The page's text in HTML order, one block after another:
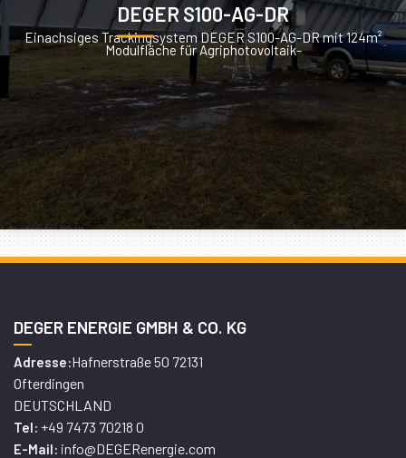
DEGER S100-AG-DR
Einachsiges Trackingsystem DEGER S100-AG-DR mit 124m²
Modulfläche für Agriphotovoltaik-
DEGER ENERGIE GMBH & CO. KG
Adresse:Hafnerstraße 50 72131
Ofterdingen
DEUTSCHLAND
Tel: +49 7473 70218 0
E-Mail: info@DEGERenergie.com